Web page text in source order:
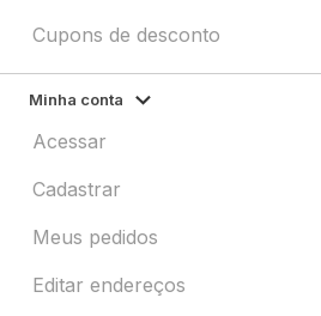
Cupons de desconto
Minha conta
Acessar
Cadastrar
Meus pedidos
Editar endereços